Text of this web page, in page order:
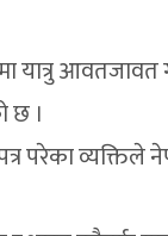
यात्रु
छ ।
परेका व्यक्तिले